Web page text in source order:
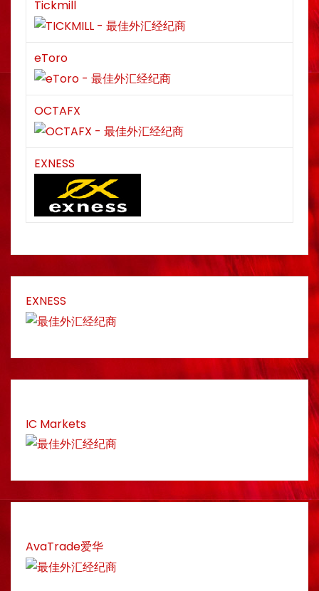
Tickmill
eToro
OCTAFX
EXNESS
EXNESS
IC Markets
AvaTrade爱华